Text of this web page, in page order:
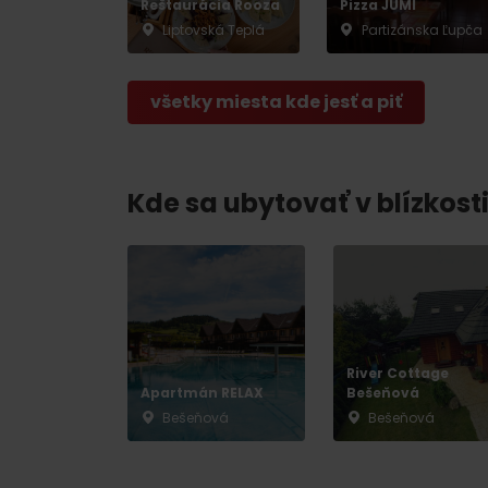
Reštaurácia Rooza
Liptovská Teplá
Pizza JUMI
Partizánska Ľupča
všetky miesta kde jesť a piť
Kde sa ubytovať v
Apartmán RELAX
Bešeňová
River Cottage
Bešeňová
Bešeňová